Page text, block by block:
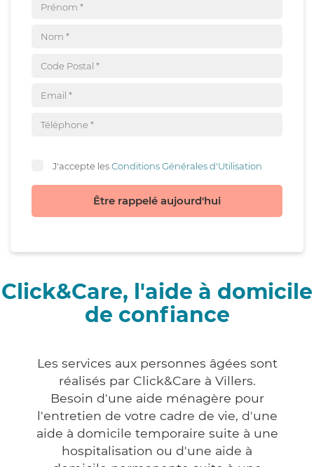
J'accepte lesConditions Générales d'Utilisation
Être rappelé aujourd'hui
Click&Care, l'aide à domicile
de confiance
Les services aux personnes âgées sont
réalisés par Click&Care à Villers.
Besoin d'une aide ménagère pour
l'entretien de votre cadre de vie, d'une
aide à domicile temporaire suite à une
hospitalisation ou d'une aide à